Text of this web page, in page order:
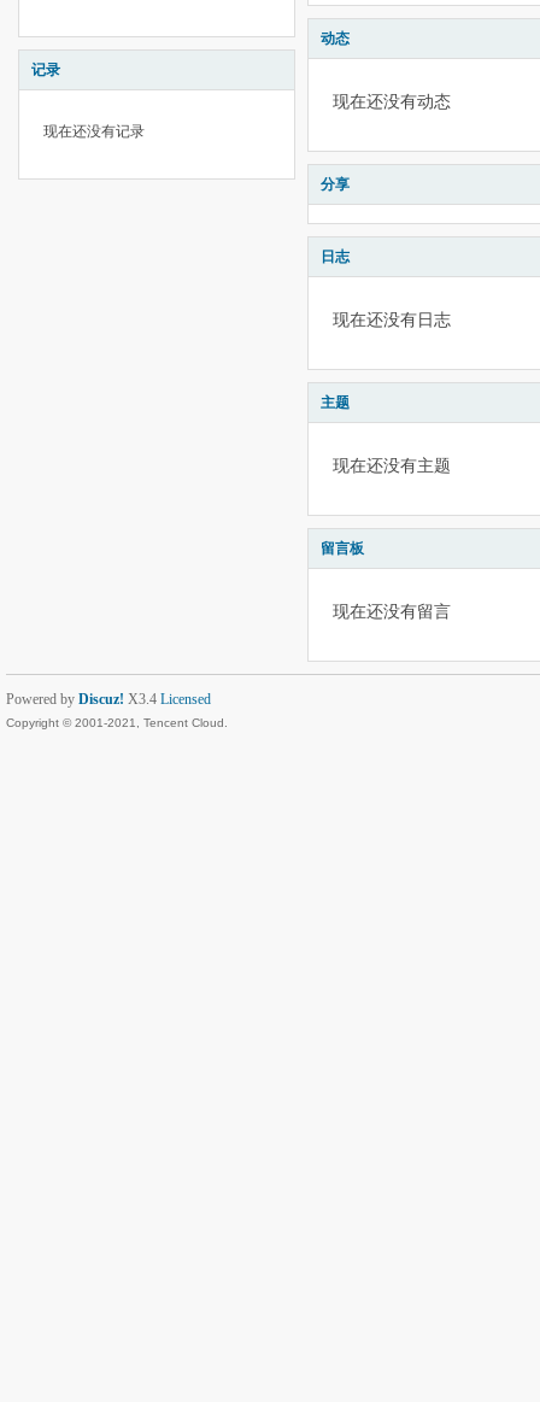
记录
现在还没有记录
动态
现在还没有动态
分享
日志
现在还没有日志
主题
现在还没有主题
留言板
现在还没有留言
Powered by Discuz! X3.4 Licensed
Copyright © 2001-2021, Tencent Cloud.